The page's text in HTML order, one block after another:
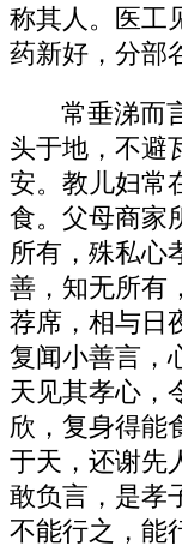
称其人。医工
药新好，分部
常垂涕而
头于地，不避
安。教儿妇常
食。父母商家
所有，殊私心
善，知无所有
荐席，相与日
复闻小善言，
天见其孝心，
欣，复身得能
于天，还谢先
敢负言，是孝
不能行之，能